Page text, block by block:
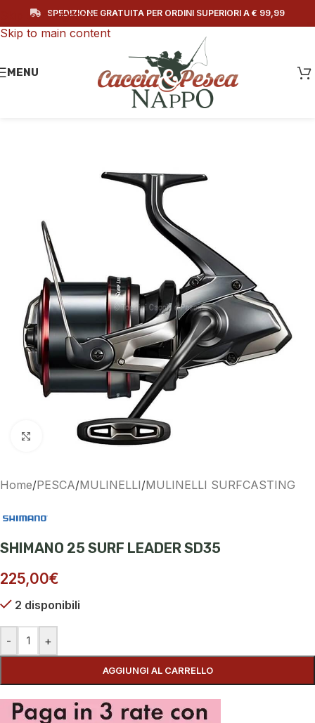
Skip to navigation
Skip to main content
SPEDIZIONE GRATUITA PER ORDINI SUPERIORI A € 99,99
MENU
Ingrandisci
Home/PESCA/MULINELLI/MULINELLI SURFCASTING
SHIMANO 25 SURF LEADER SD35
225,00€
2 disponibili
- +
AGGIUNGI AL CARRELLO